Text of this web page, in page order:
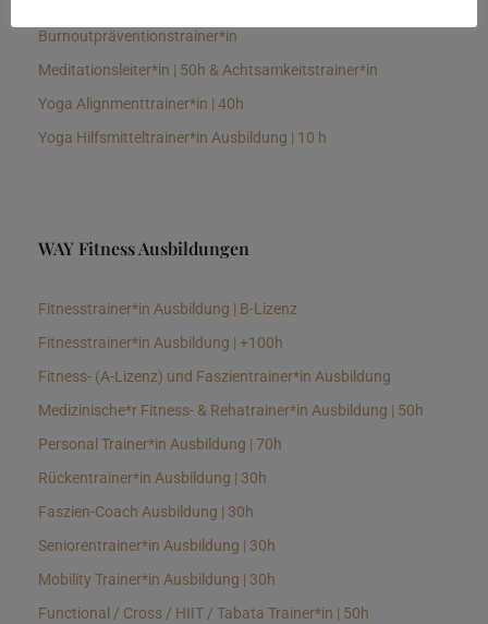
Burnoutpräventionstrainer*in
Meditationsleiter*in | 50h & Achtsamkeitstrainer*in
Yoga Alignmenttrainer*in | 40h
Yoga Hilfsmitteltrainer*in Ausbildung | 10 h
WAY Fitness Ausbildungen
Fitnesstrainer*in Ausbildung | B-Lizenz
Fitnesstrainer*in Ausbildung | +100h
Fitness- (A-Lizenz) und Faszientrainer*in Ausbildung
Medizinische*r Fitness- & Rehatrainer*in Ausbildung | 50h
Personal Trainer*in Ausbildung | 70h
Rückentrainer*in Ausbildung | 30h
Faszien-Coach Ausbildung | 30h
Seniorentrainer*in Ausbildung | 30h
Mobility Trainer*in Ausbildung | 30h
Functional / Cross / HIIT / Tabata Trainer*in | 50h